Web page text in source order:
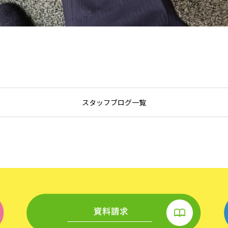
スタッフブログ一覧